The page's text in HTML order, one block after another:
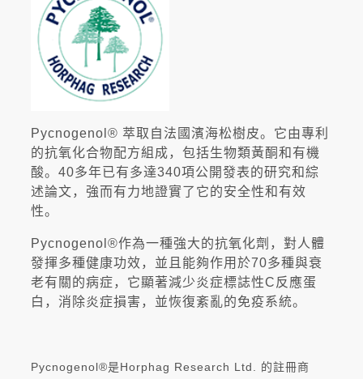
Pycnogenol® 萃取自法國濱海松樹皮。它由專利
的抗氧化合物配方組成，包括生物類黃酮和有機
酸。40多年已有多達340項公開發表的研究和綜
述論文，強而有力地證實了它的安全性和有效
性。
Pycnogenol®作為一種強大的抗氧化劑，對人體
發揮多種健康功效，並且能夠作用於70多種與衰
老有關的病症，它顯著減少炎症標誌性C反應蛋
白，消除炎症損害，並恢復紊亂的免疫系統。
Pycnogenol®是Horphag Research Ltd. 的註冊商